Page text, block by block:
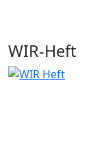
WIR-Heft